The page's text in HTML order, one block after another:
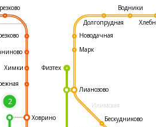
Илимская
2
Химки
Ховрино Бескудниково
Физтех
Марк
Лианозово
Новодачная
Долгопрудная
Водники